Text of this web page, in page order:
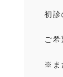
初診
ご
※ま